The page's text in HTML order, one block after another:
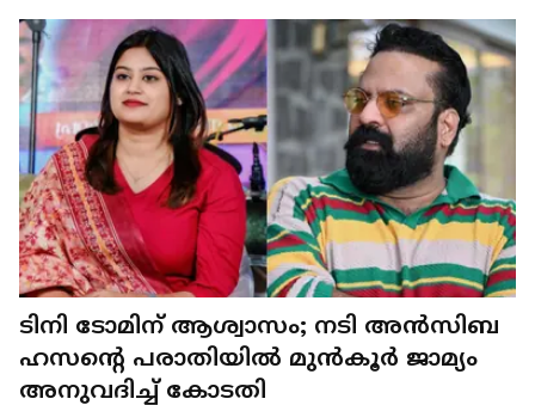
ടിനി ടോമിന് ആശ്വാസം; നടി അൻസിബ
ഹസന്റെ പരാതിയില്‍ മുൻകൂർ ജാമ്യം
അനുവദിച്ച് കോടതി